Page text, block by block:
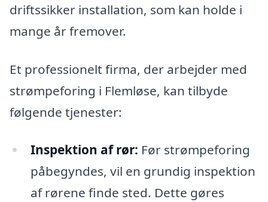
driftssikker installation, som kan holde i
mange år fremover.
Et professionelt firma, der arbejder med
strømpeforing i Flemløse, kan tilbyde
følgende tjenester:
Inspektion af rør: Før strømpeforing
påbegyndes, vil en grundig inspektion
af rørene finde sted. Dette gøres